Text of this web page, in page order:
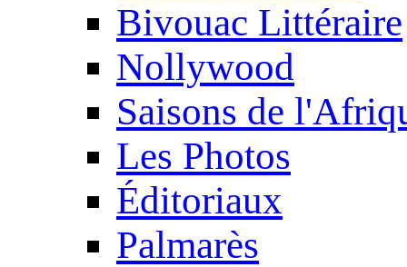
Bivouac Littéraire
Nollywood
Saisons de
Les Photos
Éditoriaux
Palmarès